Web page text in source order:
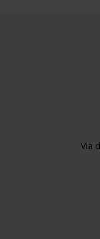
Via